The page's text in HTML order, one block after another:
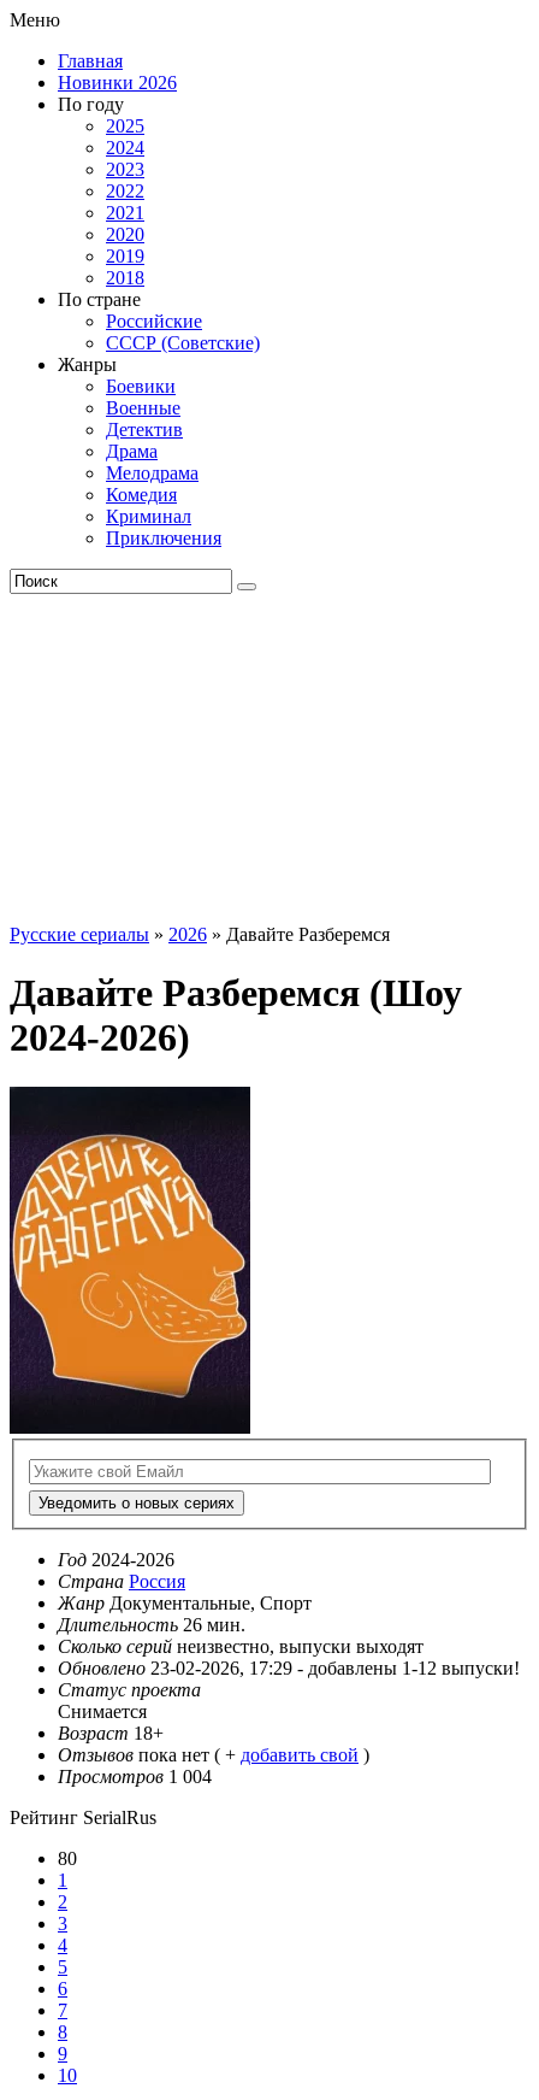
Меню
Главная
Новинки 2026
По году
2025
2024
2023
2022
2021
2020
2019
2018
По стране
Российские
СССР (Советские)
Жанры
Боевики
Военные
Детектив
Драма
Мелодрама
Комедия
Криминал
Приключения
Русские сериалы » 2026 » Давайте Разберемся
Давайте Разберемся (Шоу
2024-2026)
Уведомить о новых сериях
Год 2024-2026
Страна Россия
Жанр Документальные, Спорт
Длительность 26 мин.
Сколько серий неизвестно, выпуски выходят
Обновлено 23-02-2026, 17:29 - добавлены 1-12 выпуски!
Статус проекта
Снимается
Возраст 18+
Отзывов пока нет ( + добавить свой )
Просмотров 1 004
Рейтинг SerialRus
80
1
2
3
4
5
6
7
8
9
10